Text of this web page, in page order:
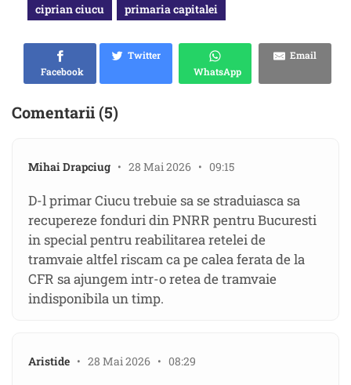
ciprian ciucu primaria capitalei
Facebook
Twitter
WhatsApp
Email
Comentarii (5)
Mihai Drapciug • 28 Mai 2026 • 09:15
D-l primar Ciucu trebuie sa se straduiasca sa
recupereze fonduri din PNRR pentru Bucuresti
in special pentru reabilitarea retelei de
tramvaie altfel riscam ca pe calea ferata de la
CFR sa ajungem intr-o retea de tramvaie
indisponibila un timp.
Aristide • 28 Mai 2026 • 08:29